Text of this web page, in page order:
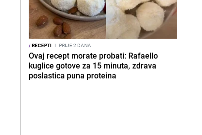
/RECEPTI I PRIJE 2 DANA
Ovaj recept morate probati: Rafaello
kuglice gotove za 15 minuta, zdrava
poslastica puna proteina